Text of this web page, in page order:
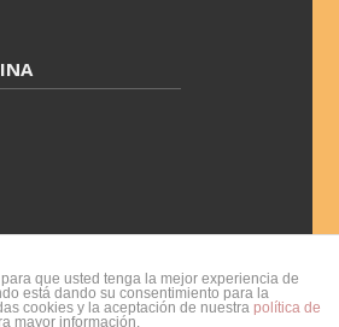
que usted tenga la mejor experiencia de
está dando su consentimiento para la
cookies y la aceptación de nuestra política de
mayor información.